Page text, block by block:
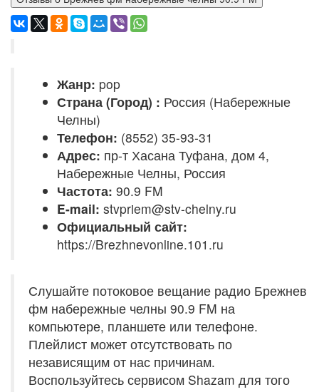
Жанр: pop
Страна (Город) : Россия (Набережные
Челны)
Телефон: (8552) 35-93-31
Адрес: пр-т Хасана Туфана, дом 4,
Набережные Челны, Россия
Частота: 90.9 FM
E-mail: stvpriem@stv-chelny.ru
Официальный сайт:
https://Brezhnevonline.101.ru
Слушайте потоковое вещание радио Брежнев
фм набережные челны 90.9 FM на
компьютере, планшете или телефоне.
Плейлист может отсутствовать по
независящим от нас причинам.
Воспользуйтесь сервисом Shazam для того